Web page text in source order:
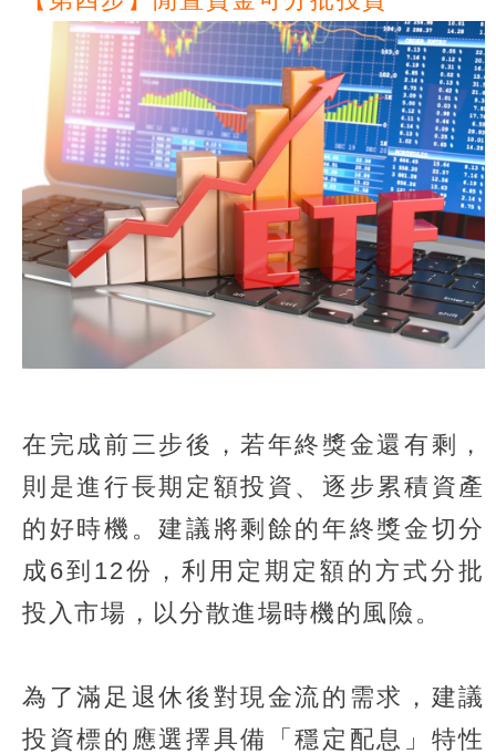
在完成前三步後，若年終獎金還有剩，
則是進行長期定額投資、逐步累積資產
的好時機。建議將剩餘的年終獎金切分
成6到12份，利用定期定額的方式分批
投入市場，以分散進場時機的風險。
為了滿足退休後對現金流的需求，建議
投資標的應選擇具備「穩定配息」特性